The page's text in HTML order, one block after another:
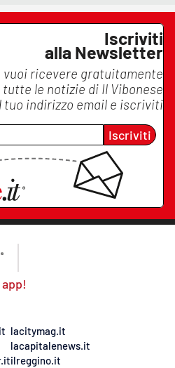
Iscriviti
alla Newsletter
vuoi ricevere gratuitamente
tutte le notizie di Il Vibonese
tuo indirizzo email e iscriviti
Iscriviti
lacitymag.it
lacapitalenews.it
ilreggino.it